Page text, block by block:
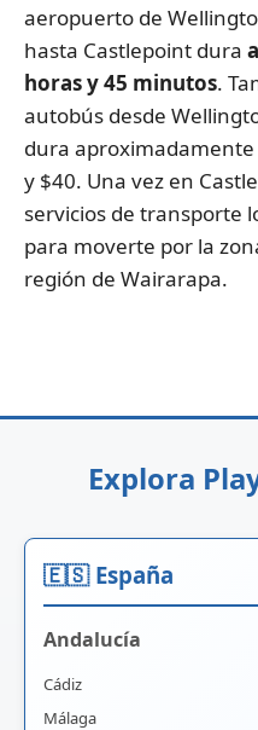
aeropuerto de
hasta Castlepoint dura
horas y 45 minutos.
autobús desde
dura
y $40. Una vez en
servicios de transporte
para moverte por la
región de Wairarapa.
Explora
🇪🇸 España
Andalucía
Cádiz
Málaga